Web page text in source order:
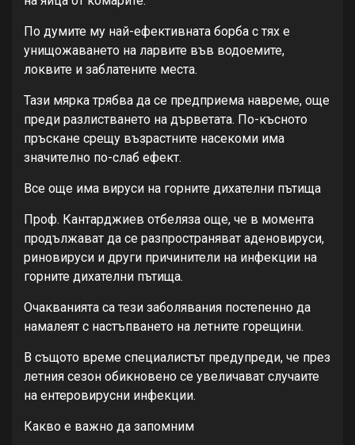
По думите му най-ефективната борба с тях е
унищожаването на ларвите във водоемите,
локвите и заблатените места.
Тази мярка трябва да се предприема навреме, още
преди разлистването на дърветата. По-късното
пръскане срещу възрастните насекоми има
значително по-слаб ефект.
Все още има вируси на горните дихателни пътища
Проф. Кантарджиев отбеляза още, че в момента
продължават да се разпространяват аденовируси,
риновируси и други причинители на инфекции на
горните дихателни пътища.
Очакванията са тези заболявания постепенно да
намалеят с настъпването на летните горещини.
В същото време специалистът предупреди, че през
летния сезон обикновено се увеличават случаите
на ентеровирусни инфекции.
Какво е важно да запомним